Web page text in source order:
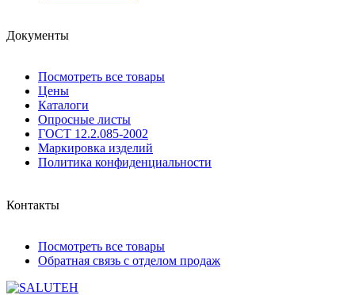
Документы
Посмотреть все товары
Цены
Каталоги
Опросные листы
ГОСТ 12.2.085-2002
Маркировка изделий
Политика конфиденциальности
Контакты
Посмотреть все товары
Обратная связь с отделом продаж